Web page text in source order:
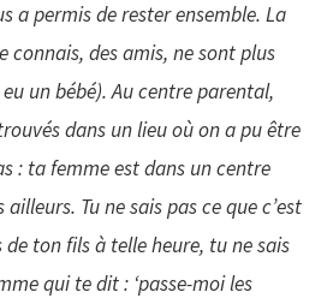
a permis de rester ensemble. La
connais, des amis, ne sont plus
un bébé). Au centre parental,
dans un lieu où on a pu être
: ta femme est dans un centre
Tu ne sais pas ce que c’est
de ton fils à telle heure, tu ne sais
qui te dit : ‘passe-moi les